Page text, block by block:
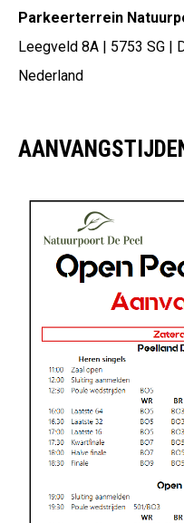
Parkeerterrein
Leegveld 8A | 5753 SG |
Nederland